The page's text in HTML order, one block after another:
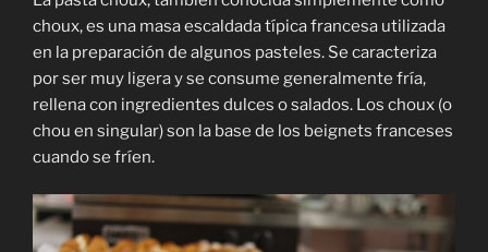
choux, es una masa escaldada típica francesa utilizada
en la preparación de algunos pasteles. Se caracteriza
por ser muy ligera y se consume generalmente fría,
rellena con ingredientes dulces o salados. Los choux (o
chou en singular) son la base de los beignets franceses
cuando se fríen.